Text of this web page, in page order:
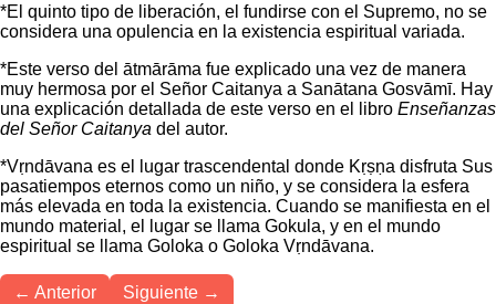
*El quinto tipo de liberación, el fundirse con el Supremo, no se
considera una opulencia en la existencia espiritual variada.
*Este verso del ātmārāma fue explicado una vez de manera
muy hermosa por el Señor Caitanya a Sanātana Gosvāmī. Hay
una explicación detallada de este verso en el libro Enseñanzas
del Señor Caitanya del autor.
*Vṛndāvana es el lugar trascendental donde Kṛṣṇa disfruta Sus
pasatiempos eternos como un niño, y se considera la esfera
más elevada en toda la existencia. Cuando se manifiesta en el
mundo material, el lugar se llama Gokula, y en el mundo
espiritual se llama Goloka o Goloka Vṛndāvana.
← Anterior
Siguiente →